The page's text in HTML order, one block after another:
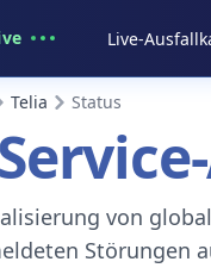
Live-
Telia Status
von
Störungen